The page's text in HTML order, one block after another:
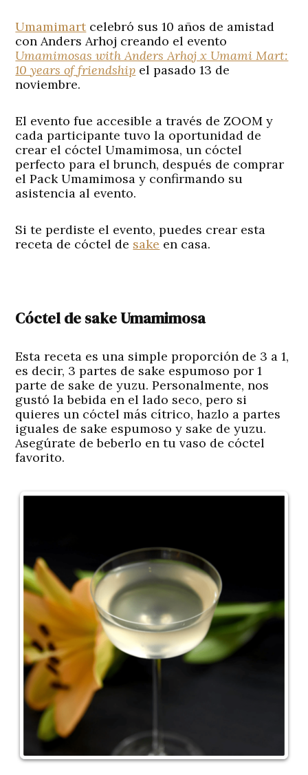
Umamimartcelebró sus 10 años de amistad
con Anders Arhoj creando el evento
Umamimosas with Anders Arhoj x Umami Mart:
10 years of friendship el pasado 13 de
noviembre.
El evento fue accesible a través de ZOOM y
cada participante tuvo la oportunidad de
crear el cóctel Umamimosa, un cóctel
perfecto para el brunch, después de comprar
el Pack Umamimosa y confirmando su
asistencia al evento.
Si te perdiste el evento, puedes crear esta
receta de cóctel de sake en casa.
Cóctel de sake Umamimosa
Esta receta es una simple proporción de 3 a 1,
es decir, 3 partes de sake espumoso por 1
parte de sake de yuzu. Personalmente, nos
gustó la bebida en el lado seco, pero si
quieres un cóctel más cítrico, hazlo a partes
iguales de sake espumoso y sake de yuzu.
Asegúrate de beberlo en tu vaso de cóctel
favorito.